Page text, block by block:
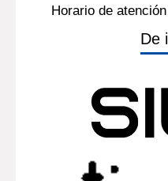
Horario de
De